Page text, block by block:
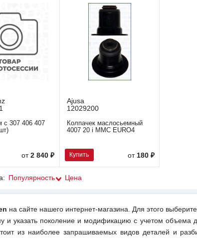
с 307 406 407
от2 840 ₽
Ajusa
12029200
Колпачек маслосьемный
4007 20 i MMC EURO4
Купить от 180 ₽
Популярность Цена
на сайте нашего интернет-магазина. Для этого
и указать поколение и модификацию с учетом объема
из наиболее запрашиваемых видов деталей и